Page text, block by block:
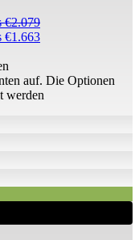
€2.079
€1.663
auf. Die Optionen
werden